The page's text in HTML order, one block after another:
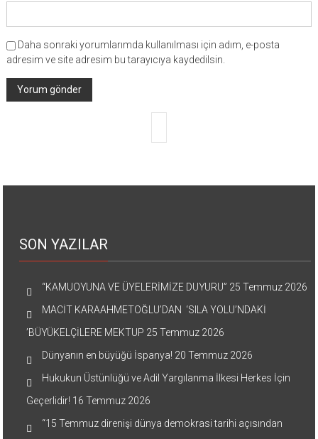
Daha sonraki yorumlarımda kullanılması için adım, e-posta
adresim ve site adresim bu tarayıcıya kaydedilsin.
SON YAZILAR
“KAMUOYUNA VE ÜYELERİMİZE DUYURU” 25 Temmuz 2026
MACİT KARAAHMETOĞLU’DAN ‘SILA YOLU’NDAKİ
’BÜYÜKELÇİLERE MEKTUP 25 Temmuz 2026
Dünyanın en büyüğü İspanya! 20 Temmuz 2026
Hukukun Üstünlüğü ve Adil Yargılanma İlkesi Herkes İçin
Geçerlidir! 16 Temmuz 2026
“15 Temmuz direnişi dünya demokrasi tarihi açısından